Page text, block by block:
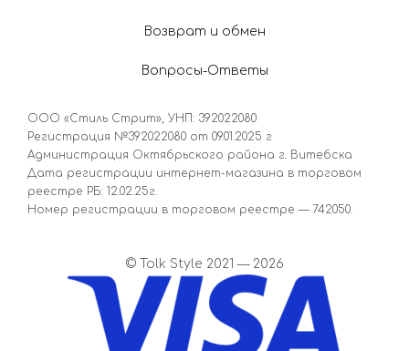
Возврат и обмен
Вопросы-Ответы
ООО «Стиль Стрит», УНП: 392022080
Регистрация №392022080 от 09.01.2025 г
Администрация Октябрьского района г. Витебска
Дата регистрации интернет-магазина в торговом
реестре РБ: 12.02.25г.
Номер регистрации в торговом реестре — 742050.
© Tolk Style 2021 — 2026